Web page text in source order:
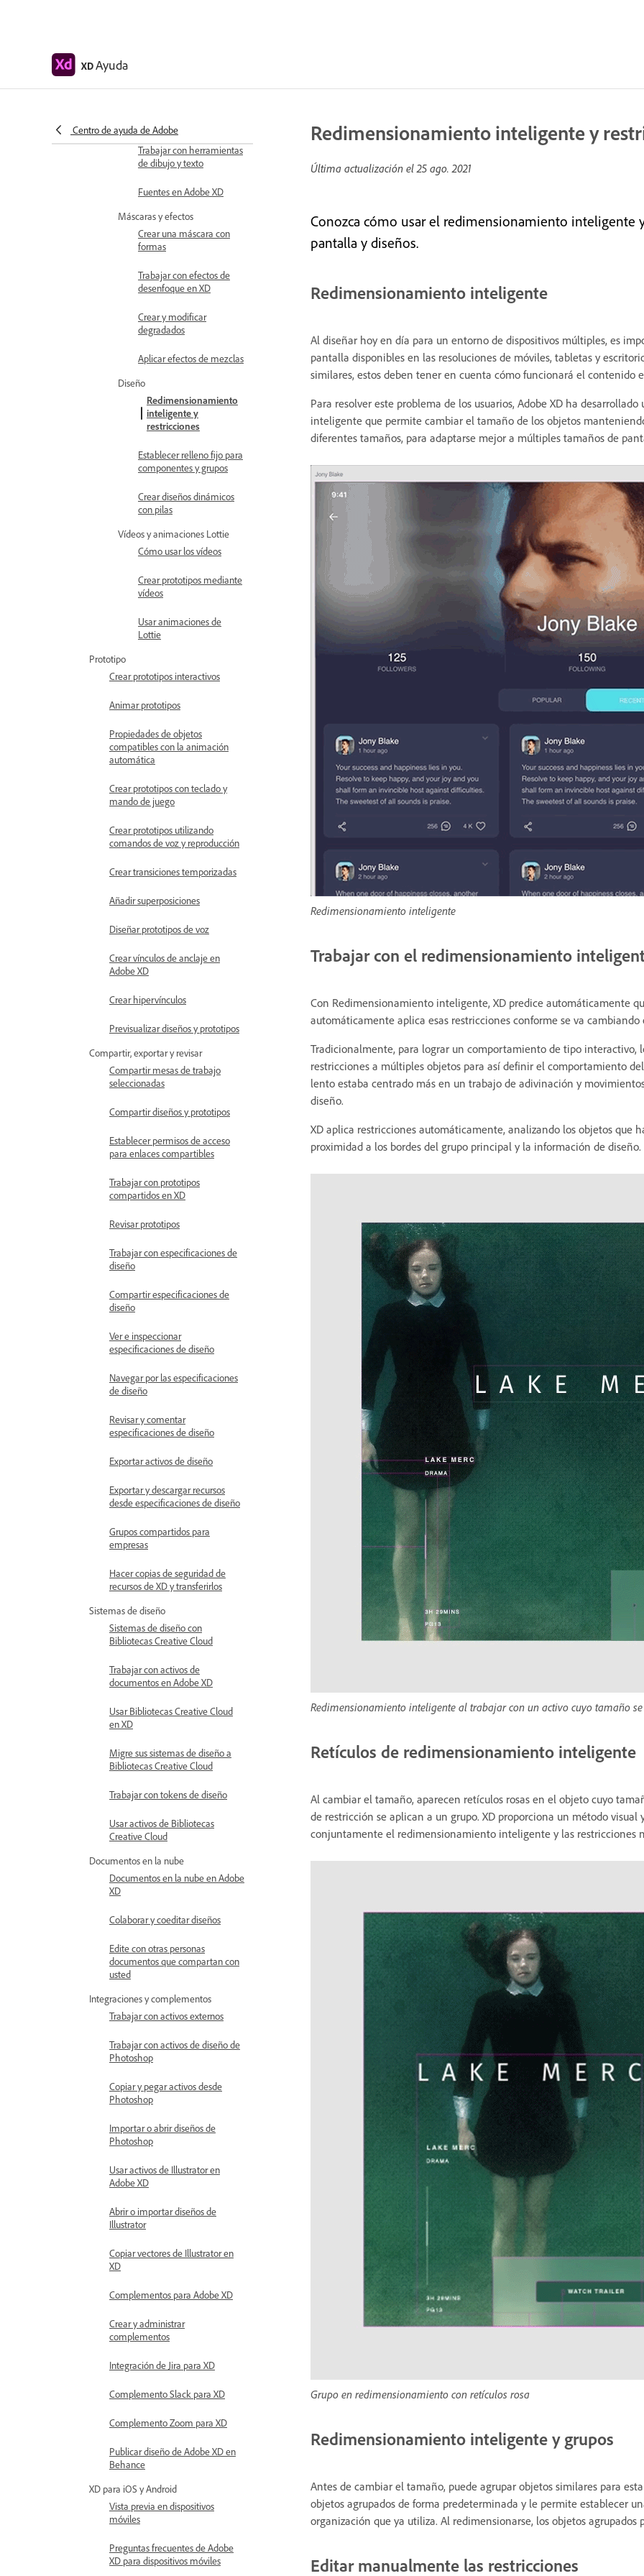
XDAyuda
Centro de ayuda de Adobe
Texto y fuentes
Trabajar con herramientas
de dibujo y texto
Fuentes en Adobe XD
Máscaras y efectos
Crear una máscara con
formas
Trabajar con efectos de
desenfoque en XD
Crear y modificar
degradados
Aplicar efectos de mezclas
Diseño
Redimensionamiento
inteligente y
restricciones
Establecer relleno fijo para
componentes y grupos
Crear diseños dinámicos
con pilas
Vídeos y animaciones Lottie
Cómo usar los vídeos
Crear prototipos mediante
vídeos
Usar animaciones de
Lottie
Prototipo
Crear prototipos interactivos
Animar prototipos
Propiedades de objetos
compatibles con la animación
automática
Crear prototipos con teclado y
mando de juego
Crear prototipos utilizando
comandos de voz y reproducción
Crear transiciones temporizadas
Añadir superposiciones
Diseñar prototipos de voz
Crear vínculos de anclaje en
Adobe XD
Crear hipervínculos
Previsualizar diseños y prototipos
Compartir, exportar y revisar
Compartir mesas de trabajo
seleccionadas
Compartir diseños y prototipos
Establecer permisos de acceso
para enlaces compartibles
Trabajar con prototipos
compartidos en XD
Revisar prototipos
Trabajar con especificaciones de
diseño
Compartir especificaciones de
diseño
Ver e inspeccionar
especificaciones de diseño
Navegar por las especificaciones
de diseño
Revisar y comentar
especificaciones de diseño
Exportar activos de diseño
Exportar y descargar recursos
desde especificaciones de diseño
Grupos compartidos para
empresas
Hacer copias de seguridad de
recursos de XD y transferirlos
Sistemas de diseño
Sistemas de diseño con
Bibliotecas Creative Cloud
Trabajar con activos de
documentos en Adobe XD
Usar Bibliotecas Creative Cloud
en XD
Migre sus sistemas de diseño a
Bibliotecas Creative Cloud
Trabajar con tokens de diseño
Usar activos de Bibliotecas
Creative Cloud
Documentos en la nube
Documentos en la nube en Adobe
XD
Colaborar y coeditar diseños
Edite con otras personas
documentos que compartan con
usted
Integraciones y complementos
Trabajar con activos externos
Trabajar con activos de diseño de
Photoshop
Copiar y pegar activos desde
Photoshop
Importar o abrir diseños de
Photoshop
Usar activos de Illustrator en
Adobe XD
Abrir o importar diseños de
Illustrator
Copiar vectores de Illustrator en
XD
Complementos para Adobe XD
Crear y administrar
complementos
Integración de Jira para XD
Complemento Slack para XD
Complemento Zoom para XD
Publicar diseño de Adobe XD en
Behance
XD para iOS y Android
Vista previa en dispositivos
móviles
Preguntas frecuentes de Adobe
XD para dispositivos móviles
Redimensionamiento inteligente y
Última actualización el25 ago. 2021
Conozca cómo usar el redimensionamiento inteligente
pantalla y diseños.
Redimensionamiento inteligente
Al diseñar hoy en día para un entorno de dispositivos múltiples, es
pantalla disponibles en las resoluciones de móviles, tabletas y
similares, estos deben tener en cuenta cómo funcionará el
Para resolver este problema de los usuarios, Adobe XD ha
inteligente que permite cambiar el tamaño de los objetos
diferentes tamaños, para adaptarse mejor a múltiples tamaños de
Redimensionamiento inteligente
Trabajar con el redimensionamiento
Con Redimensionamiento inteligente, XD predice automáticamente
automáticamente aplica esas restricciones conforme se va
Tradicionalmente, para lograr un comportamiento de tipo interactivo,
restricciones a múltiples objetos para así definir el comportamiento
lento estaba centrado más en un trabajo de adivinación y
diseño.
XD aplica restricciones automáticamente, analizando los objetos que
proximidad a los bordes del grupo principal y la información de diseño.
Redimensionamiento inteligente al trabajar con un activo cuyo tamaño
Retículos de redimensionamiento inteligente
Al cambiar el tamaño, aparecen retículos rosas en el objeto cuyo
de restricción se aplican a un grupo. XD proporciona un método
conjuntamente el redimensionamiento inteligente y las restricciones
Grupo en redimensionamiento con retículos rosa
Redimensionamiento inteligente y grupos
Antes de cambiar el tamaño, puede agrupar objetos similares para
objetos agrupados de forma predeterminada y le permite establecer
organización que ya utiliza. Al redimensionarse, los objetos agrupados
Editar manualmente las restricciones